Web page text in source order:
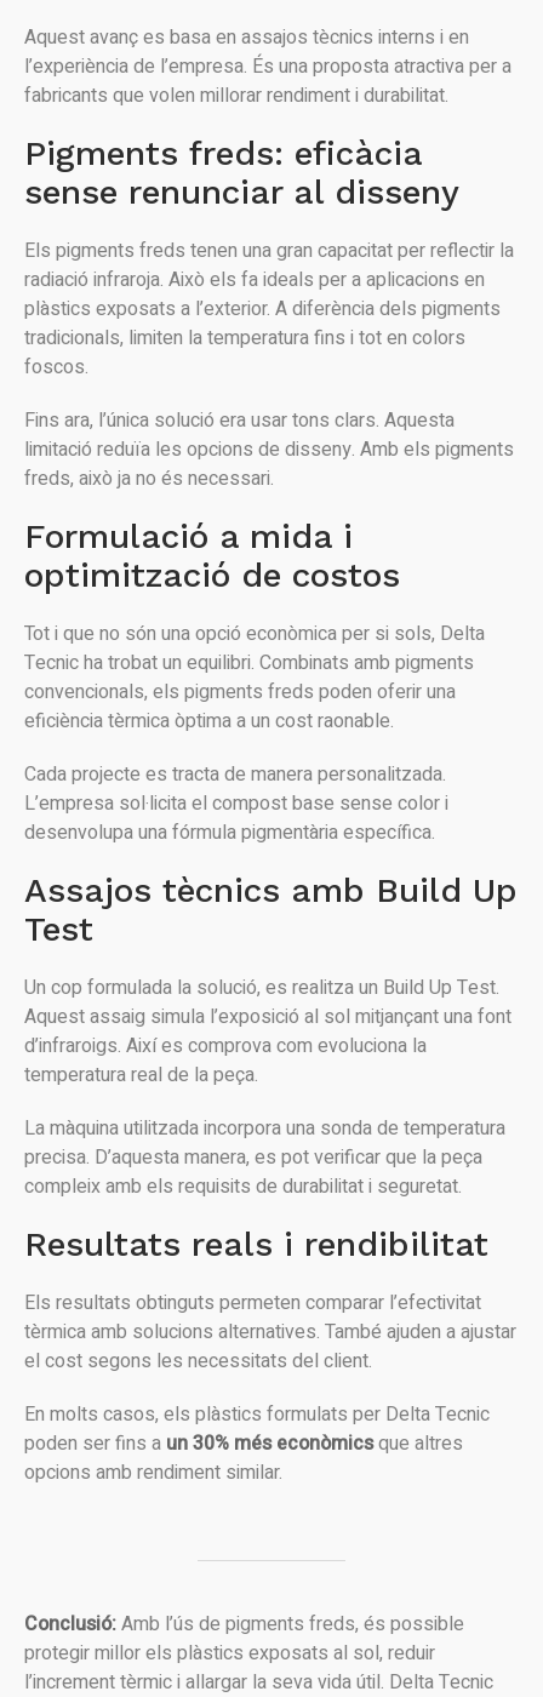
Aquest avanç es basa en assajos tècnics interns i en
l’experiència de l’empresa. És una proposta atractiva per a
fabricants que volen millorar rendiment i durabilitat.
Pigments freds: eficàcia
sense renunciar al disseny
Els pigments freds tenen una gran capacitat per reflectir la
radiació infraroja. Això els fa ideals per a aplicacions en
plàstics exposats a l’exterior. A diferència dels pigments
tradicionals, limiten la temperatura fins i tot en colors
foscos.
Fins ara, l’única solució era usar tons clars. Aquesta
limitació reduïa les opcions de disseny. Amb els pigments
freds, això ja no és necessari.
Formulació a mida i
optimització de costos
Tot i que no són una opció econòmica per si sols, Delta
Tecnic ha trobat un equilibri. Combinats amb pigments
convencionals, els pigments freds poden oferir una
eficiència tèrmica òptima a un cost raonable.
Cada projecte es tracta de manera personalitzada.
L’empresa sol·licita el compost base sense color i
desenvolupa una fórmula pigmentària específica.
Assajos tècnics amb Build Up
Test
Un cop formulada la solució, es realitza un Build Up Test.
Aquest assaig simula l’exposició al sol mitjançant una font
d’infraroigs. Així es comprova com evoluciona la
temperatura real de la peça.
La màquina utilitzada incorpora una sonda de temperatura
precisa. D’aquesta manera, es pot verificar que la peça
compleix amb els requisits de durabilitat i seguretat.
Resultats reals i rendibilitat
Els resultats obtinguts permeten comparar l’efectivitat
tèrmica amb solucions alternatives. També ajuden a ajustar
el cost segons les necessitats del client.
En molts casos, els plàstics formulats per Delta Tecnic
poden ser fins a un 30% més econòmicsque altres
opcions amb rendiment similar.
Conclusió:Amb l’ús de pigments freds, és possible
protegir millor els plàstics exposats al sol, reduir
l’increment tèrmic i allargar la seva vida útil. Delta Tecnic